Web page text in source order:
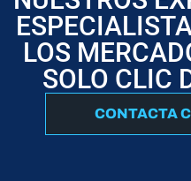
LOS
SOLO CLIC
CONTACTA